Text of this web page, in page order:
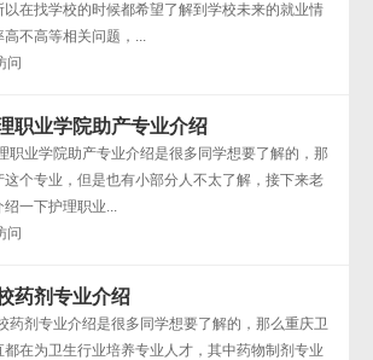
在找学校的时候都希望了解到学校未来的就业情
不高等相关问题，...
问
职业学院助产专业介绍
职业学院助产专业介绍是很多同学想要了解的，那
个专业，但是也有小部分人不太了解，接下来老
一下护理职业...
问
药剂专业介绍
药剂专业介绍是很多同学想要了解的，那么重庆卫
在为卫生行业培养专业人才，其中药物制剂专业